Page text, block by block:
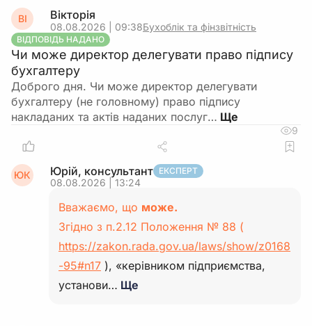
ВІ Вікторія
08.08.2026 | 09:38Бухоблік та фінзвітність
ВІДПОВІДЬ НАДАНО
Чи може директор делегувати право підпису
бухгалтеру
Доброго дня. Чи може директор делегувати
бухгалтеру (не головному) право підпису
накладаних та актів наданих послуг…
9
ЮК Юрій, консультант ЕКСПЕРТ
08.08.2026 | 13:24
Вважаємо, що може.
Згідно з п.2.12 Положення № 88 (
https://zakon.rada.gov.ua/laws/show/z0168
-95#n17 ), «керівником підприємства,
установи… Ще